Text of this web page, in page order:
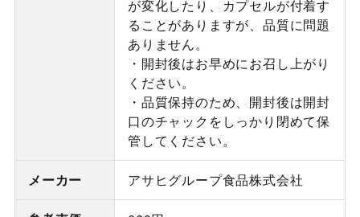
が変化したり、カプセルが付着す
ることがありますが、品質に問題
ありません。
・開封後はお早めにお召し上がり
ください。
・品質保持のため、開封後は開封
口のチャックをしっかり閉めて保
管してください。
メーカー アサヒグループ食品株式会社